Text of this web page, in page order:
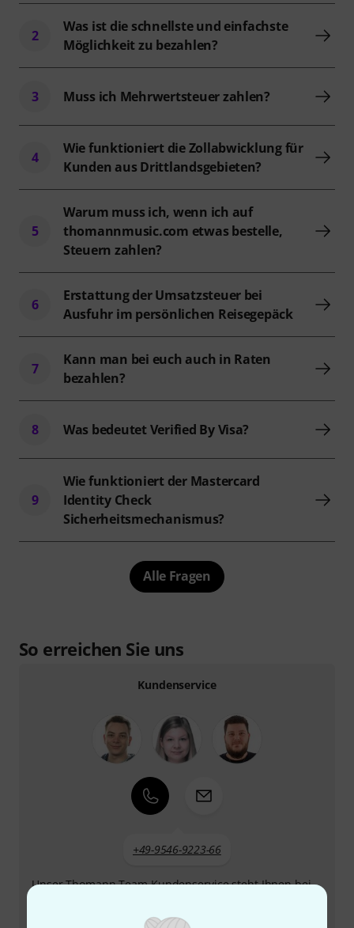
2
Was ist die schnellste und einfachste
Möglichkeit zu bezahlen?
3 Muss ich Mehrwertsteuer zahlen?
4
Wie funktioniert die Zollabwicklung für
Kunden aus Drittlandsgebieten?
5
Warum muss ich, wenn ich auf
thomannmusic.com etwas bestelle,
Steuern zahlen?
6
Erstattung der Umsatzsteuer bei
Ausfuhr im persönlichen Reisegepäck
7
Kann man bei euch auch in Raten
bezahlen?
8 Was bedeutet Verified By Visa?
9
Wie funktioniert der Mastercard
Identity Check
Sicherheitsmechanismus?
Alle Fragen
So erreichen Sie uns
Kundenservice
+49-9546-9223-66
Unser Thomann Team Kundenservice steht Ihnen bei